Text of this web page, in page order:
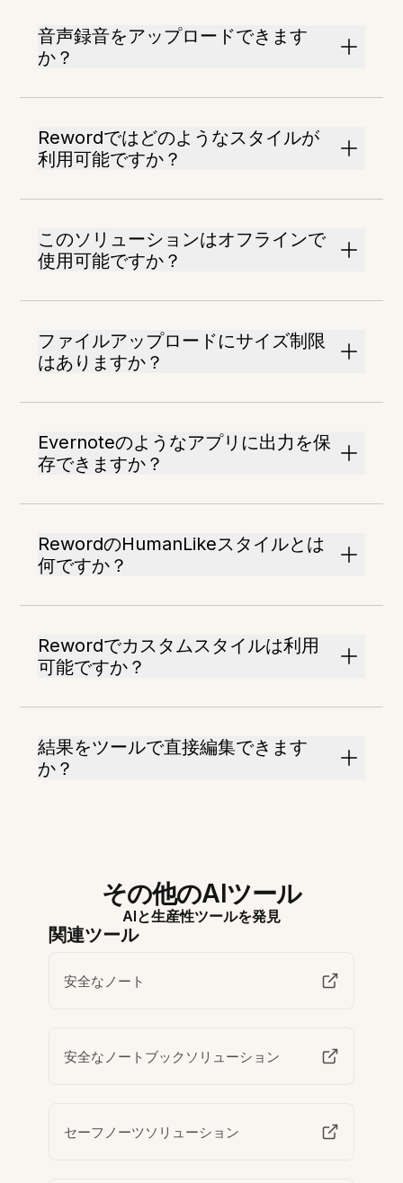
音声録音をアップロードできます
か？
Rewordではどのようなスタイルが
利用可能ですか？
このソリューションはオフラインで
使用可能ですか？
ファイルアップロードにサイズ制限
はありますか？
Evernoteのようなアプリに出力を保
存できますか？
RewordのHumanLikeスタイルとは
何ですか？
Rewordでカスタムスタイルは利用
可能ですか？
結果をツールで直接編集できます
か？
その他のAIツール
AIと生産性ツールを発見
関連ツール
安全なノート
安全なノートブックソリューション
セーフノーツソリューション